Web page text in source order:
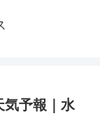
気予報｜水